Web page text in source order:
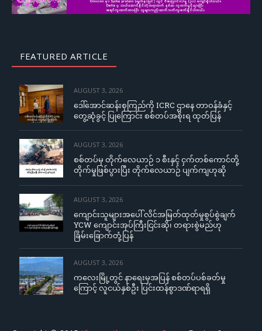
FEATURED ARTICLE
AUGUST 3, 2026
ဒေါ်အောင်ဆန်းစုကြည်ကို ICRC ဌာနေ တာဝန်ခံနှင့်
တွေ့ဆုံခွင့် ပြုကြောင်း စစ်တပ်အစိုးရ ထုတ်ပြန်
AUGUST 3, 2026
စစ်တပ်မှ တိုက်လေယာဉ် ၁ စီးနှင့် ငှက်တစ်ကောင်တို့
တိုက်မှုဖြစ်ပွားပြီး တိုက်လေယာဉ် ပျက်ကျဟုဆို
AUGUST 3, 2026
ကျောင်းသူများအပေါ် လိင်အမြတ်ထုတ်မှုစွပ်စွဲချက်
YCW ကျောင်းအုပ်ကြီးငြင်းဆို၊ တရားစွဲမည်ဟု
ခြိမ်းခြောက်တုံ့ပြန်
AUGUST 3, 2026
ကလေးမြို့တွင် နာရေးမှအပြန် စစ်တပ်ပစ်ခတ်မှု
ကြောင့် လူငယ်နှစ်ဦး ပြင်းထန်စွာဒဏ်ရာရရှိ